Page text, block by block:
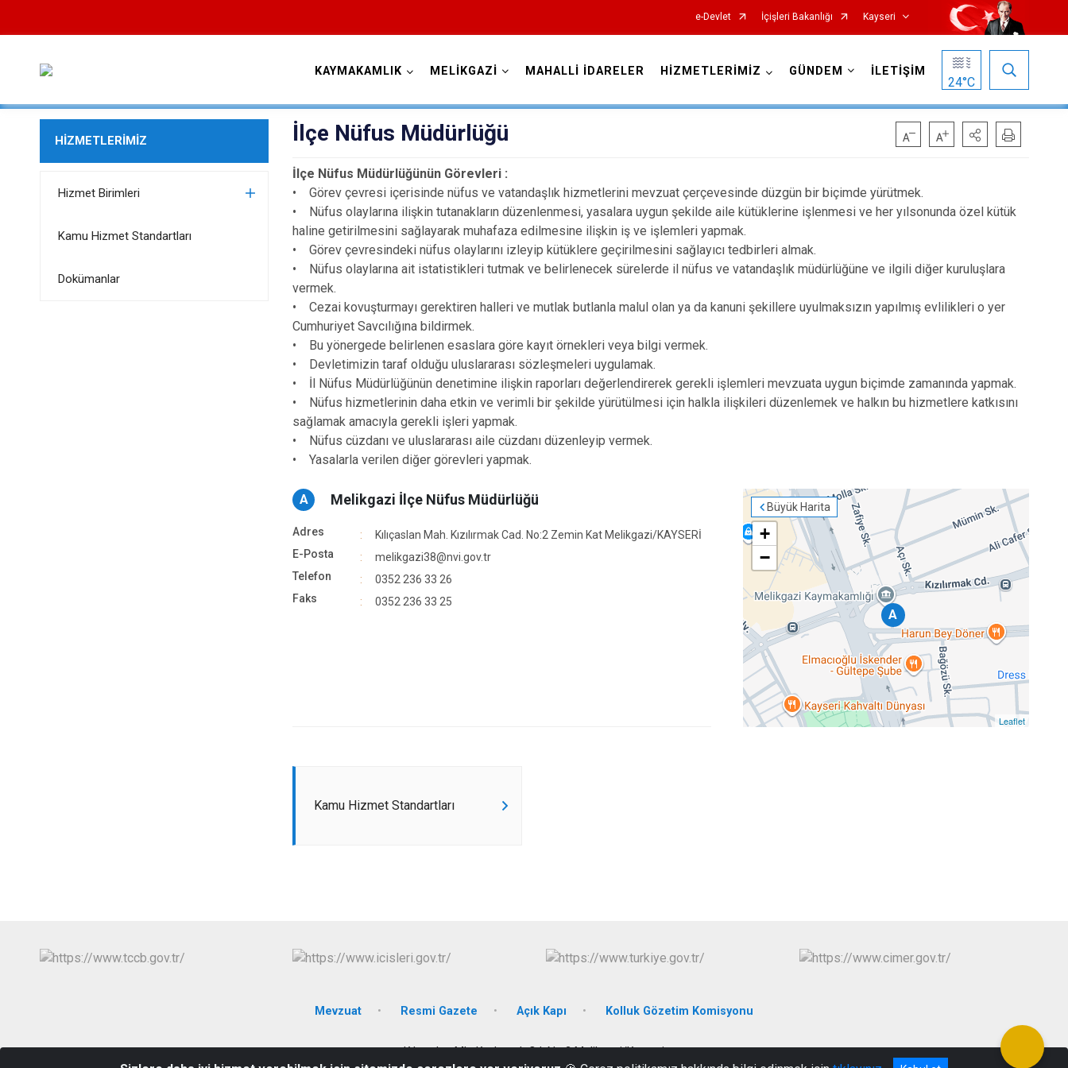
e-Devlet İçişleri Bakanlığı Kayseri
Akkışla
Bünyan
Felahiye
Hacılar
İncesu
Kocasinan
Pınarbaşı
Yahyalı
KAYMAKAMLIK MELİKGAZİ MAHALLİ İDARELER HİZMETLERİMİZ GÜNDEM İLETİŞİM
24°C
HİZMETLERİMİZ
Hizmet Birimleri
Kamu Hizmet Standartları
Dokümanlar
İlçe Nüfus Müdürlüğü
İlçe Nüfus Müdürlüğünün Görevleri :
• Görev çevresi içerisinde nüfus ve vatandaşlık hizmetlerini mevzuat çerçevesinde düzgün bir biçimde yürütmek.
• Nüfus olaylarına ilişkin tutanakların düzenlenmesi, yasalara uygun şekilde aile kütüklerine işlenmesi ve her yılsonunda özel kütük
haline getirilmesini sağlayarak muhafaza edilmesine ilişkin iş ve işlemleri yapmak.
• Görev çevresindeki nüfus olaylarını izleyip kütüklere geçirilmesini sağlayıcı tedbirleri almak.
• Nüfus olaylarına ait istatistikleri tutmak ve belirlenecek sürelerde il nüfus ve vatandaşlık müdürlüğüne ve ilgili diğer kuruluşlara
vermek.
• Cezai kovuşturmayı gerektiren halleri ve mutlak butlanla malul olan ya da kanuni şekillere uyulmaksızın yapılmış evlilikleri o yer
Cumhuriyet Savcılığına bildirmek.
• Bu yönergede belirlenen esaslara göre kayıt örnekleri veya bilgi vermek.
• Devletimizin taraf olduğu uluslararası sözleşmeleri uygulamak.
• İl Nüfus Müdürlüğünün denetimine ilişkin raporları değerlendirerek gerekli işlemleri mevzuata uygun biçimde zamanında yapmak.
• Nüfus hizmetlerinin daha etkin ve verimli bir şekilde yürütülmesi için halkla ilişkileri düzenlemek ve halkın bu hizmetlere katkısını
sağlamak amacıyla gerekli işleri yapmak.
• Nüfus cüzdanı ve uluslararası aile cüzdanı düzenleyip vermek.
• Yasalarla verilen diğer görevleri yapmak.
Büyük Harita
A
+
−
Leaflet
A Melikgazi İlçe Nüfus Müdürlüğü
Adres
Kılıçaslan Mah. Kızılırmak Cad. No:2 Zemin Kat Melikgazi/KAYSERİ
E-Posta
melikgazi38@nvi.gov.tr
Telefon
0352 236 33 26
Faks
0352 236 33 25
Kamu Hizmet Standartları
Mevzuat Resmi Gazete Açık Kapı Kolluk Gözetim Komisyonu
Kılıçaslan Mh. Kızılırmak Cd. No:2 Melikgazi/Kayseri